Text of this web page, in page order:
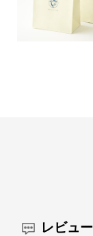
レビュー